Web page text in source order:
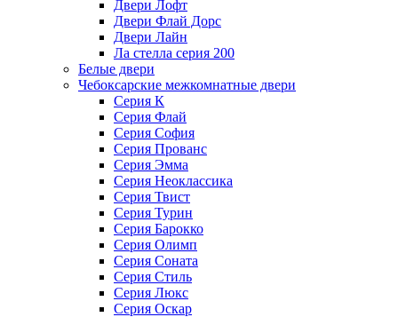
Двери Лофт
Двери Флай Дорс
Двери Лайн
Ла стелла серия 200
Белые двери
Чебоксарские межкомнатные двери
Серия К
Серия Флай
Серия София
Серия Прованс
Серия Эмма
Серия Неоклассика
Серия Твист
Серия Турин
Серия Барокко
Серия Олимп
Серия Соната
Серия Стиль
Серия Люкс
Серия Оскар